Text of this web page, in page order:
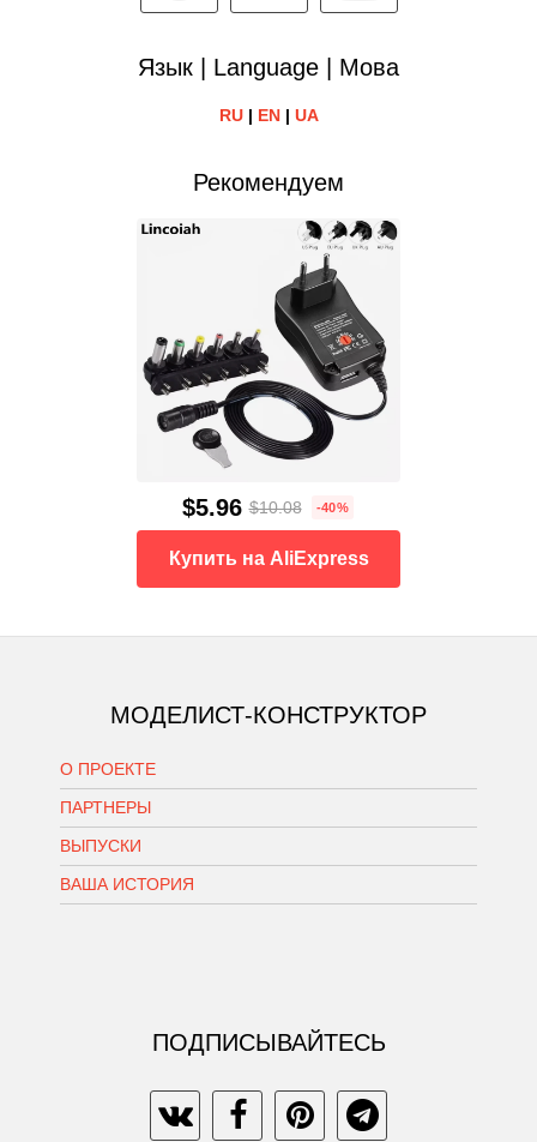
Язык | Language | Мова
RU| EN| UA
Рекомендуем
$5.96 $10.08 -40%
Купить на AliExpress
МОДЕЛИСТ-КОНСТРУКТОР
О ПРОЕКТЕ
ПАРТНЕРЫ
ВЫПУСКИ
ВАША ИСТОРИЯ
ПОДПИСЫВАЙТЕСЬ